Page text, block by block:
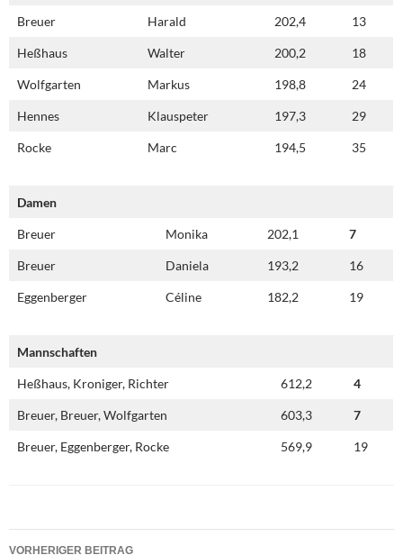
Breuer Harald 202,4 13
Heßhaus Walter 200,2 18
Wolfgarten Markus 198,8 24
Hennes Klauspeter 197,3 29
Rocke Marc 194,5 35
Damen
Breuer Monika 202,1 7
Breuer Daniela 193,2 16
Eggenberger Céline 182,2 19
Mannschaften
Heßhaus, Kroniger, Richter 612,2 4
Breuer, Breuer, Wolfgarten 603,3 7
Breuer, Eggenberger, Rocke 569,9 19
Beitragsnavigation
VORHERIGER BEITRAG